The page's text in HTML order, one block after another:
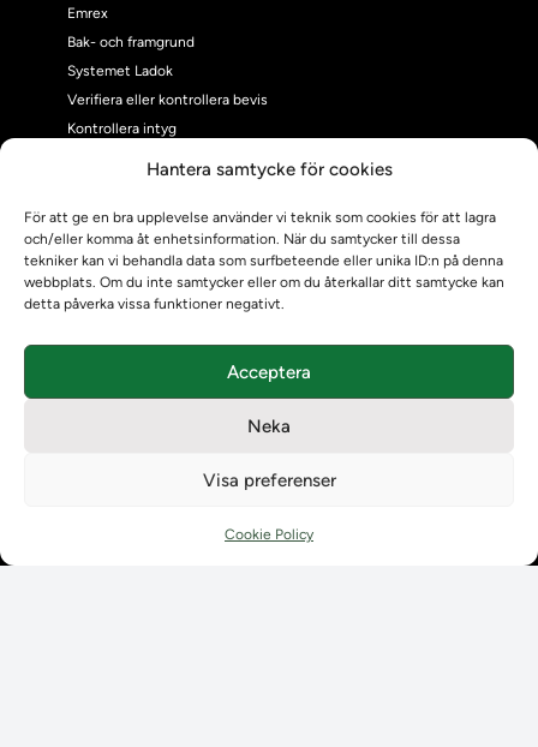
Hantera samtycke för cookies
För att ge en bra upplevelse använder vi teknik som cookies för att lagra
och/eller komma åt enhetsinformation. När du samtycker till dessa
tekniker kan vi behandla data som surfbeteende eller unika ID:n på denna
webbplats. Om du inte samtycker eller om du återkallar ditt samtycke kan
detta påverka vissa funktioner negativt.
Acceptera
Neka
Visa preferenser
Cookie Policy
Emrex
Bak- och framgrund
Systemet Ladok
Verifiera eller kontrollera bevis
Kontrollera intyg
Om Ladokkonsortiet
Ladokkonsortiet internationellt
Vision, strategi och produktplan
Teamens sammansättning och arbetet på Ladokkonsortiet
Kontaktuppgifter till lärosätenas Ladoksupport
Kontaktuppgifter till Ladokkonsortiet